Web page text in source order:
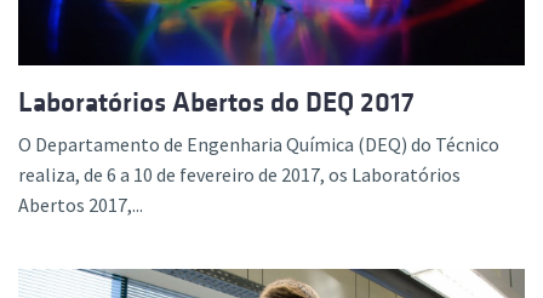
Laboratórios Abertos do DEQ 2017
O Departamento de Engenharia Química (DEQ) do Técnico
realiza, de 6 a 10 de fevereiro de 2017, os Laboratórios
Abertos 2017,...